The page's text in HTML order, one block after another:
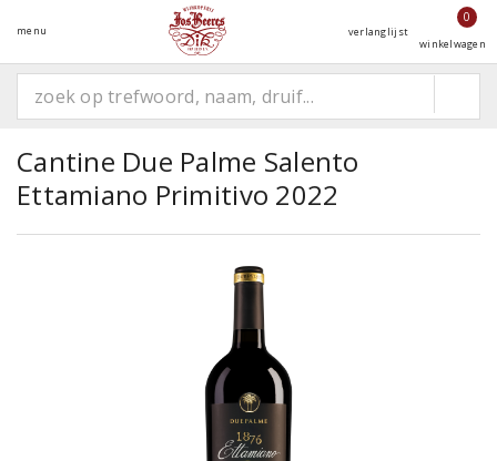
menu verlanglijst
0
winkelwagen
Cantine Due Palme Salento
Ettamiano Primitivo 2022